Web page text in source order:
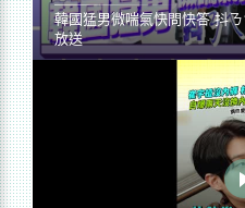
韓國猛男微喘氣快問快答 抖
放送